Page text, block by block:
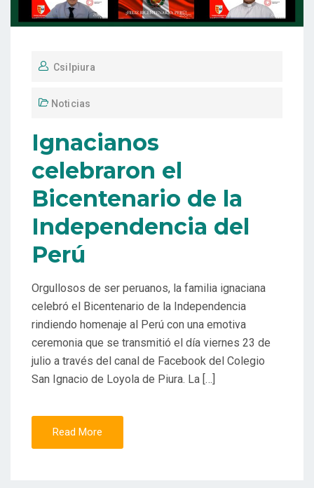
Csilpiura
Noticias
Ignacianos
celebraron el
Bicentenario de la
Independencia del
Perú
Orgullosos de ser peruanos, la familia ignaciana
celebró el Bicentenario de la Independencia
rindiendo homenaje al Perú con una emotiva
ceremonia que se transmitió el día viernes 23 de
julio a través del canal de Facebook del Colegio
San Ignacio de Loyola de Piura. La […]
Read More